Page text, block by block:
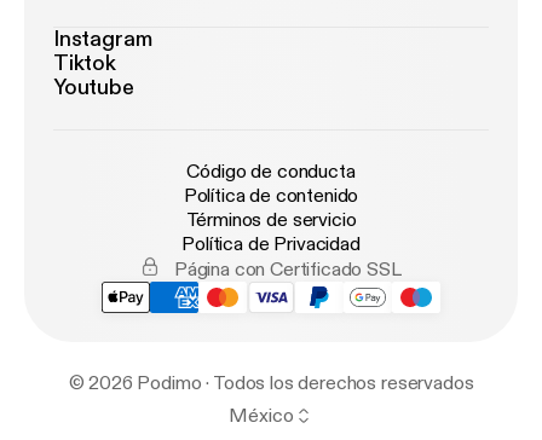
Instagram
Tiktok
Youtube
Código de conducta
Política de contenido
Términos de servicio
Política de Privacidad
Página con Certificado SSL
© 2026 Podimo · Todos los derechos reservados
México